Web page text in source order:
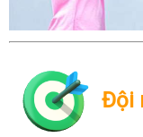
Đội